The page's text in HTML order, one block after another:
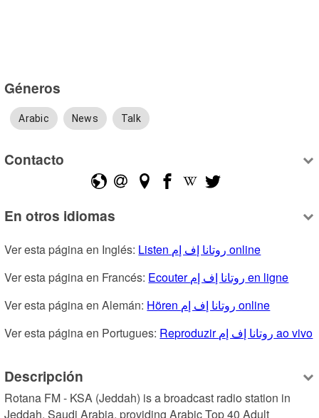
Géneros
Arabic News Talk
Contacto
En otros idiomas
Ver esta página en Inglés:
Listen روتانا إف إم online
Ver esta página en Francés:
Ecouter روتانا إف إم en ligne
Ver esta página en Alemán:
Hören روتانا إف إم online
Ver esta página en Portugues:
Reproduzir روتانا إف إم ao vivo
Descripción
Rotana FM - KSA (Jeddah) is a broadcast radio station in
Jeddah, Saudi Arabia, providing Arabic Top 40 Adult